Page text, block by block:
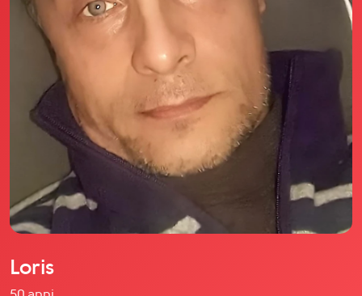
Agenzia matrimoniale Club di Più
Love Notebook
Il libro Donna di Cuori
Quanto costa Club di Più
Love Academy
Domande Frequenti
Impegno Sociale
Le nostre sedi
Facebook
YouTube
Instagram
TikTok
Loris